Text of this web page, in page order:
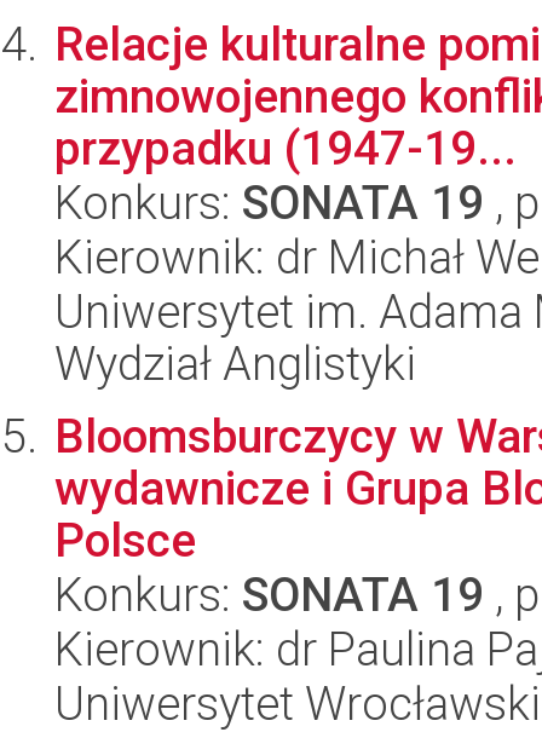
Relacje kulturalne
zimnowojennego
przypadku (1947-19...
Konkurs: SONATA 19 ,
Kierownik: dr Michał
Uniwersytet im.
Wydział Anglistyki
Bloomsburczycy w
wydawnicze i Grupa
Polsce
Konkurs: SONATA 19 ,
Kierownik: dr Paulina
Uniwersytet